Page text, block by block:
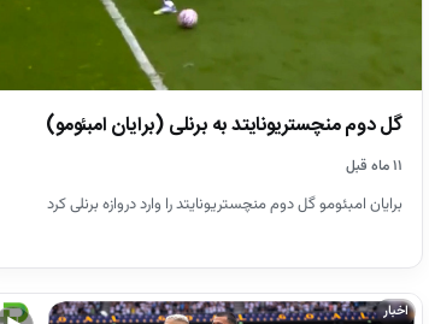
گل دوم منچستریونایتد به برنلی (برایان امبئومو)
۱۱ ماه قبل
برایان امبئومو گل دوم منچستریونایتد را وارد دروازه برنلی کرد
اخبار